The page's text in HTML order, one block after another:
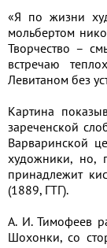
«Я по жизни
мольбертом
Творчество –
встречаю
Левитаном без
Картина
зареченской
Варваринской
художники, но,
принадлежит
(1889, ГТГ).
А. И. Тимофеев
Шохонки, со